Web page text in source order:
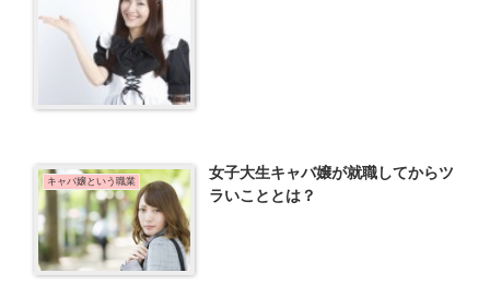
キャバ嬢という職業
女子大生キャバ嬢が就職してからツ
ラいこととは？